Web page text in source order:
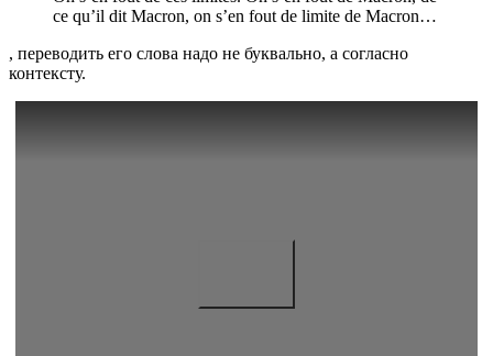
ce qu’il dit Macron, on s’en fout de limite de Macron…
, переводить его слова надо не буквально, а согласно
контексту.